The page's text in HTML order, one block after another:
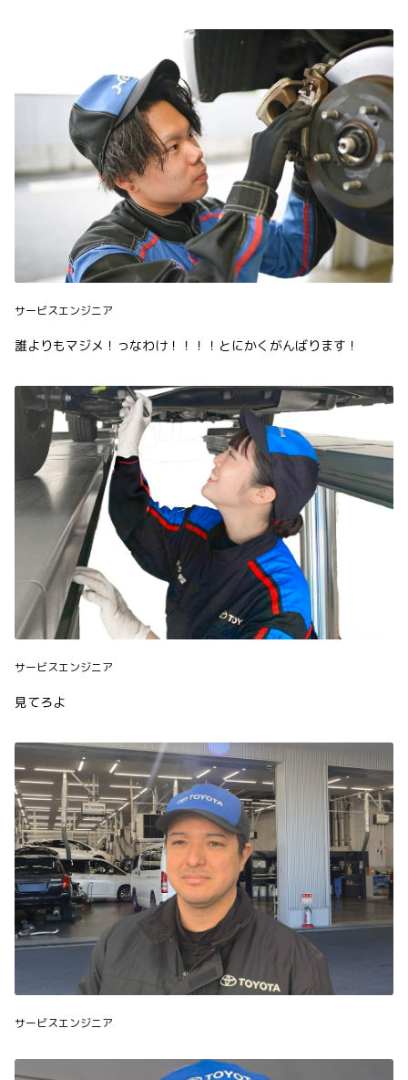
サービスエンジニア
誰よりもマジメ！っなわけ！！！！とにかくがんばります！
サービスエンジニア
見てろよ
サービスエンジニア